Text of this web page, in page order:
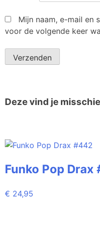
Mijn naam, e-mail en
voor de volgende keer
Deze vind je
Funko Pop Drax
€ 24,95